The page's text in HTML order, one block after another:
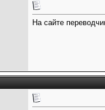
На сайте